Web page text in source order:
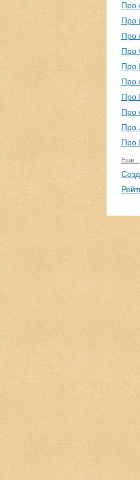
Про
Про
Про
Про
Про
Про
Про
Про
Про
Про
Еще...